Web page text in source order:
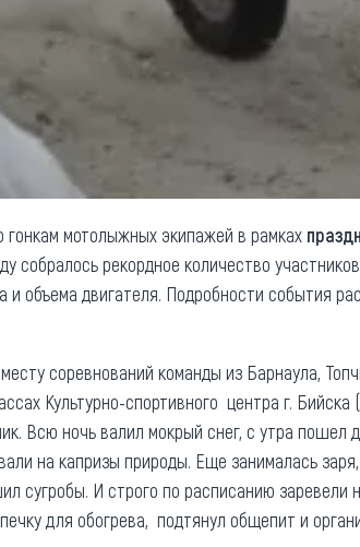
мотолыжных экипажей в рамках
собралось рекордное количество
и объема двигателя. Подробности события
соревнований команды из Барнаула,
Культурно-спортивного центра г.
Всю ночь валил мокрый снег, с утра пошел
на капризы природы. Еще занималась
сугробы. И строго по расписанию
для обогрева, подтянул общепит и